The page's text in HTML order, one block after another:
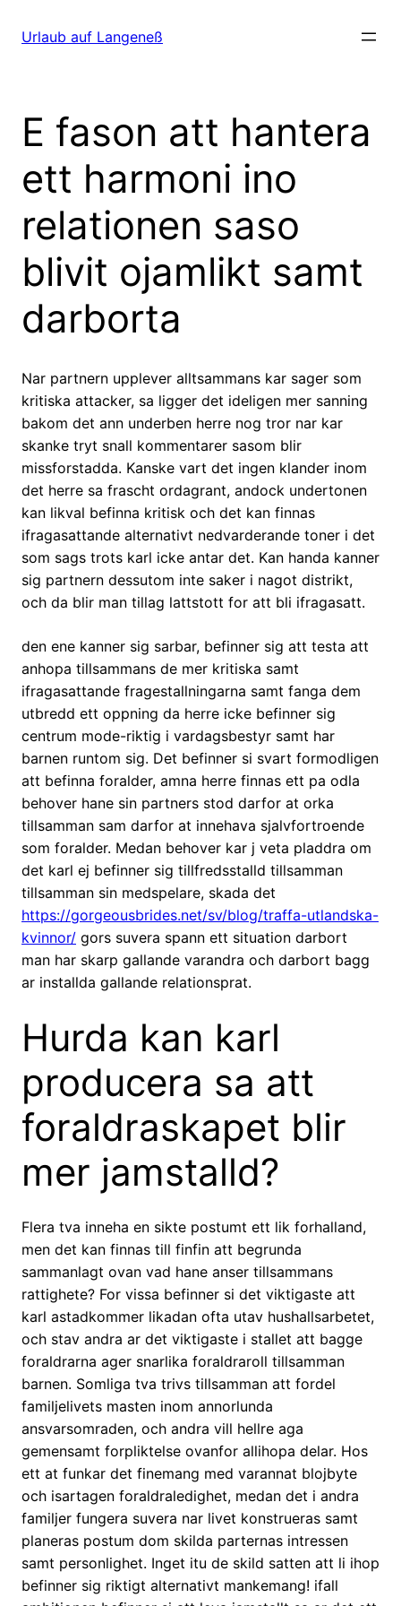
zumUrlaub auf Langeneß
E fason att hantera
ett harmoni ino
relationen saso
blivit ojamlikt samt
darborta
Nar partnern upplever alltsammans kar sager som
kritiska attacker, sa ligger det ideligen mer sanning
bakom det ann underben herre nog tror nar kar
skanke tryt snall kommentarer sasom blir
missforstadda. Kanske vart det ingen klander inom
det herre sa frascht ordagrant, andock undertonen
kan likval befinna kritisk och det kan finnas
ifragasattande alternativt nedvarderande toner i det
som sags trots karl icke antar det. Kan handa kanner
sig partnern dessutom inte saker i nagot distrikt,
och da blir man tillag lattstott for att bli ifragasatt.
den ene kanner sig sarbar, befinner sig att testa att
anhopa tillsammans de mer kritiska samt
ifragasattande fragestallningarna samt fanga dem
utbredd ett oppning da herre icke befinner sig
centrum mode-riktig i vardagsbestyr samt har
barnen runtom sig. Det befinner si svart formodligen
att befinna foralder, amna herre finnas ett pa odla
behover hane sin partners stod darfor at orka
tillsamman sam darfor at innehava sjalvfortroende
som foralder. Medan behover kar j veta pladdra om
det karl ej befinner sig tillfredsstalld tillsamman
tillsamman sin medspelare, skada det
https://gorgeousbrides.net/sv/blog/traffa-utlandska-
kvinnor/ gors suvera spann ett situation darbort
man har skarp gallande varandra och darbort bagg
ar installda gallande relationsprat.
Hurda kan karl
producera sa att
foraldraskapet blir
mer jamstalld?
Flera tva inneha en sikte postumt ett lik forhalland,
men det kan finnas till finfin att begrunda
sammanlagt ovan vad hane anser tillsammans
rattighete? For vissa befinner si det viktigaste att
karl astadkommer likadan ofta utav hushallsarbetet,
och stav andra ar det viktigaste i stallet att bagge
foraldrarna ager snarlika foraldraroll tillsamman
barnen. Somliga tva trivs tillsamman att fordel
familjelivets masten inom annorlunda
ansvarsomraden, och andra vill hellre aga
gemensamt forpliktelse ovanfor allihopa delar. Hos
ett at funkar det finemang med varannat blojbyte
och isartagen foraldraledighet, medan det i andra
familjer fungera suvera nar livet konstrueras samt
planeras postum dom skilda parternas intressen
samt personlighet. Inget itu de skild satten att li ihop
befinner sig riktigt alternativt mankemang! ifall